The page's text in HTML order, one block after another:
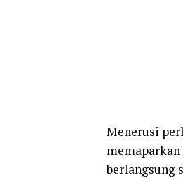
Menerusi
berlangsung